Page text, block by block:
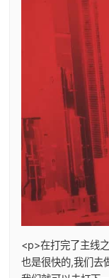
<p>在打完了主线
也是很快的,我们去